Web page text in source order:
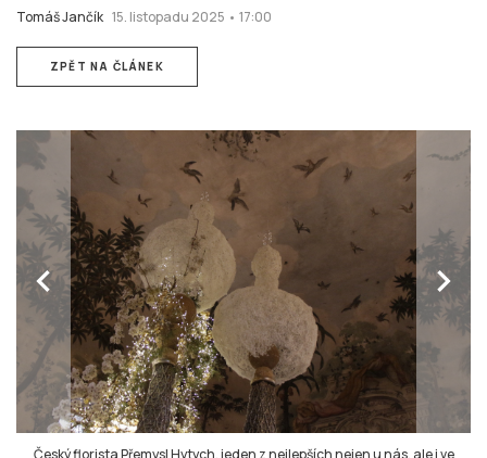
Tomáš Jančík 15. listopadu 2025 • 17:00
ZPĚT NA ČLÁNEK
chevron_left chevron_right
Český florista Přemysl Hytych, jeden z nejlepších nejen u nás, ale i ve